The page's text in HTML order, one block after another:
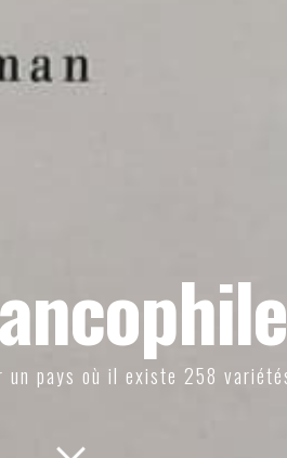
un pays où il existe 258